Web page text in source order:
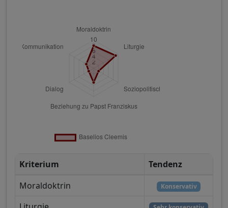
Kriterium
Tendenz
Moraldoktrin
Konservativ